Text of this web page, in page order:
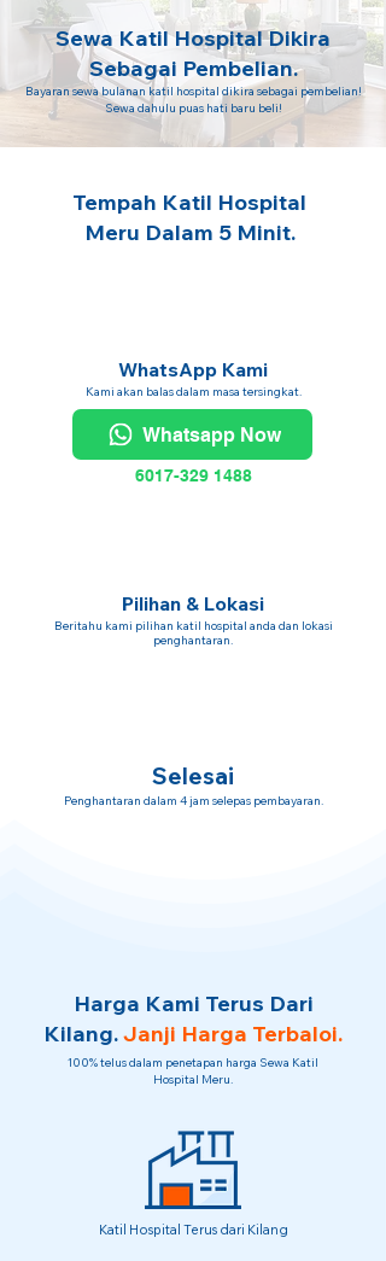
Sewa Katil Hospital Dikira
Sebagai Pembelian.
Bayaran sewa bulanan katil hospital dikira sebagai pembelian!
Sewa dahulu puas hati baru beli!
Tempah Katil Hospital
Meru Dalam 5 Minit.
WhatsApp Kami
Kami akan balas dalam masa tersingkat.
Whatsapp Now
6017-329 1488
Pilihan & Lokasi
Beritahu kami pilihan katil hospital anda dan lokasi
penghantaran.
Selesai
Penghantaran dalam 4 jam selepas pembayaran.
Harga Kami Terus Dari
Kilang.Janji Harga Terbaloi.
100% telus dalam penetapan harga Sewa Katil
Hospital Meru.
Katil Hospital Terus dari Kilang